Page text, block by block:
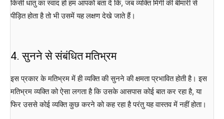
किसी धातु का स्वाद हो हम आपको बता दें कि, जब व्यक्ति मिर्गी की बीमारी से
पीड़ित होता है तो भी उसमें यह लक्षण देखे जाते हैं।
4. सुनने से संबंधित मतिभ्रम
इस प्रकार के मतिभ्रम में ही व्यक्ति की सुनने की क्षमता प्रभावित होती है। इस
मतिभ्रम व्यक्ति को ऐसा लगता है कि उसके आसपास कोई बात कर रहा है, या
फिर उससे कोई व्यक्ति कुछ करने को कह रहा है परंतु यह वास्तव में नहीं होता।